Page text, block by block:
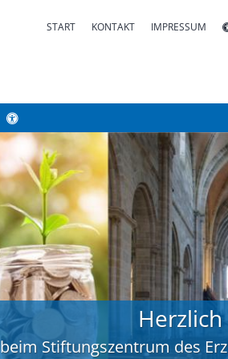
START KONTAKT IMPRESSUM
beim Stiftungszentrum des